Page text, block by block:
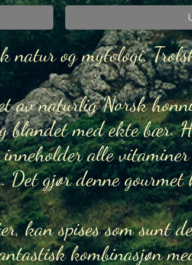
og mytologi.
av naturlig Norsk
blandet med ekte bær.
alle
gjør denne
kan spises som sunt
kombinasjøn